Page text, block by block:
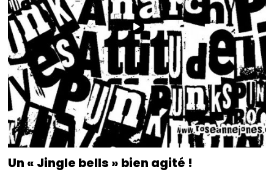
Un « Jingle bells » bien agité !